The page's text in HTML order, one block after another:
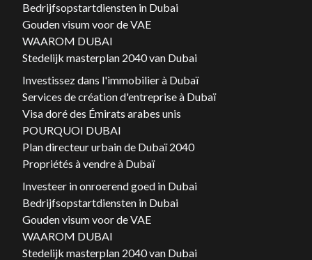
Bedrijfsopstartdiensten in Dubai
Gouden visum voor de VAE
WAAROM DUBAI
Stedelijk masterplan 2040 van Dubai
Investissez dans l'immobilier à Dubaï
Services de création d'entreprise à Dubaï
Visa doré des Émirats arabes unis
POURQUOI DUBAI
Plan directeur urbain de Dubaï 2040
Propriétés à vendre à Dubaï
Investeer in onroerend goed in Dubai
Bedrijfsopstartdiensten in Dubai
Gouden visum voor de VAE
WAAROM DUBAI
Stedelijk masterplan 2040 van Dubai